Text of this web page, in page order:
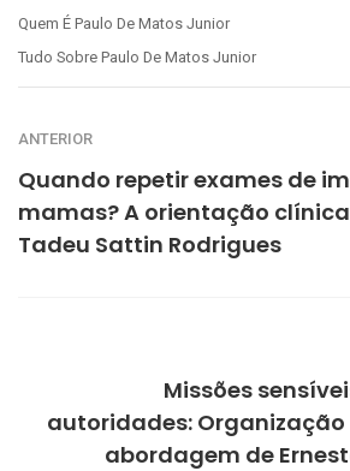
Quem É Paulo De Matos Junior
Tudo Sobre Paulo De Matos Junior
ANTERIOR
Quando repetir exames de
mamas? A orientação
Tadeu Sattin Rodrigues
Missões
autoridades:
abordagem de